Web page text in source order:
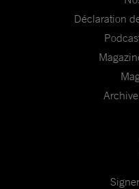
Déclaration